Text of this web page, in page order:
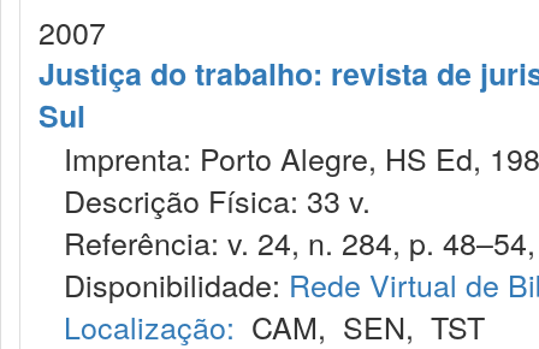
2007
Justiça do trabalho: revista de
Sul
Imprenta: Porto Alegre, HS Ed,
Descrição Física: 33 v.
Referência: v. 24, n. 284, p.
Disponibilidade: Rede Virtual de
Localização: CAM, SEN, TST